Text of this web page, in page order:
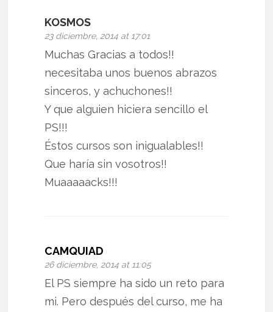
KOSMOS
23 diciembre, 2014 at 17:01
Muchas Gracias a todos!!
necesitaba unos buenos abrazos
sinceros, y achuchones!!
Y que alguien hiciera sencillo el
PS!!!
Éstos cursos son inigualables!!
Que haría sin vosotros!!
Muaaaaacks!!!
CAMQUIAD
26 diciembre, 2014 at 11:05
El PS siempre ha sido un reto para
mi. Pero después del curso, me ha